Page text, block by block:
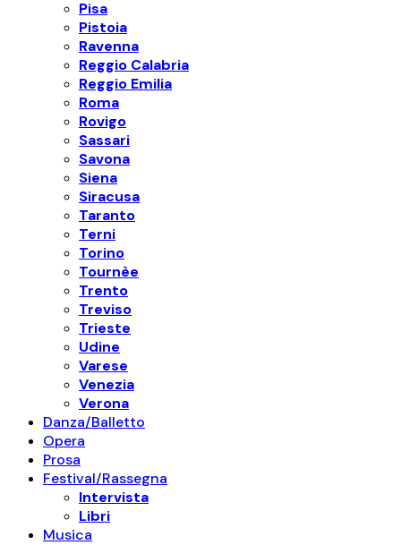
Pisa
Pistoia
Ravenna
Reggio Calabria
Reggio Emilia
Roma
Rovigo
Sassari
Savona
Siena
Siracusa
Taranto
Terni
Torino
Tournèe
Trento
Treviso
Trieste
Udine
Varese
Venezia
Verona
Danza/Balletto
Opera
Prosa
Festival/Rassegna
Intervista
Libri
Musica